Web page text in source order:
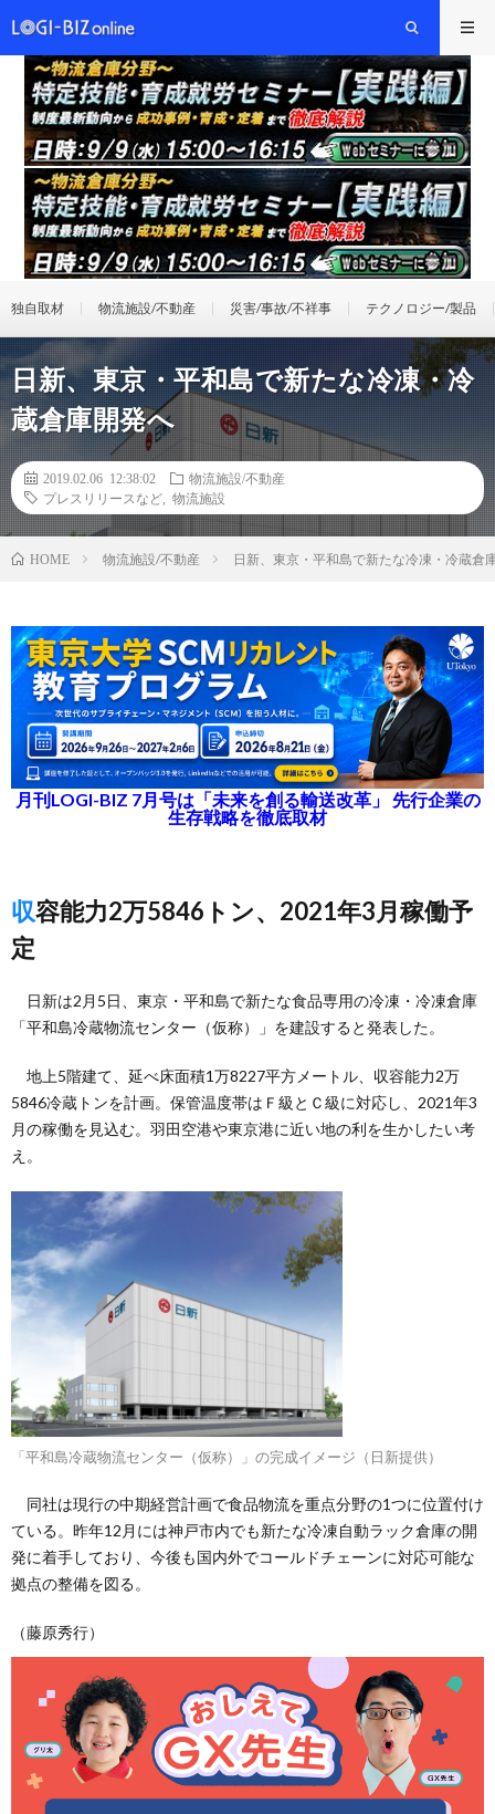
独自取材 物流施設/不動産 災害/事故/不祥事 テクノロジー/製品
日新、東京・平和島で新たな冷凍・冷
蔵倉庫開発へ
2019.02.06 12:38:02
物流施設/不動産
プレスリリースなど
物流施設
HOME 物流施設/不動産 日新、東京・平和島で新たな冷凍・冷蔵倉
月刊LOGI-BIZ 7月号は「未来を創る輸送改革」 先行企業の
生存戦略を徹底取材
収容能力2万5846トン、2021年3月稼働予
定
日新は2月5日、東京・平和島で新たな食品専用の冷凍・冷凍倉庫
「平和島冷蔵物流センター（仮称）」を建設すると発表した。
地上5階建て、延べ床面積1万8227平方メートル、収容能力2万
5846冷蔵トンを計画。保管温度帯はＦ級とＣ級に対応し、2021年3
月の稼働を見込む。羽田空港や東京港に近い地の利を生かしたい考
え。
「平和島冷蔵物流センター（仮称）」の完成イメージ（日新提供）
同社は現行の中期経営計画で食品物流を重点分野の1つに位置付け
ている。昨年12月には神戸市内でも新たな冷凍自動ラック倉庫の開
発に着手しており、今後も国内外でコールドチェーンに対応可能な
拠点の整備を図る。
（藤原秀行）